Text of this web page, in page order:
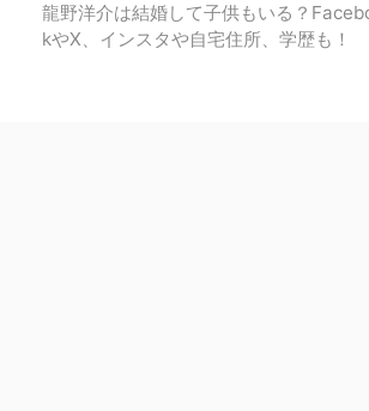
龍野洋介は結婚して子供もいる？
kやX、インスタや自宅住所、学歴も！